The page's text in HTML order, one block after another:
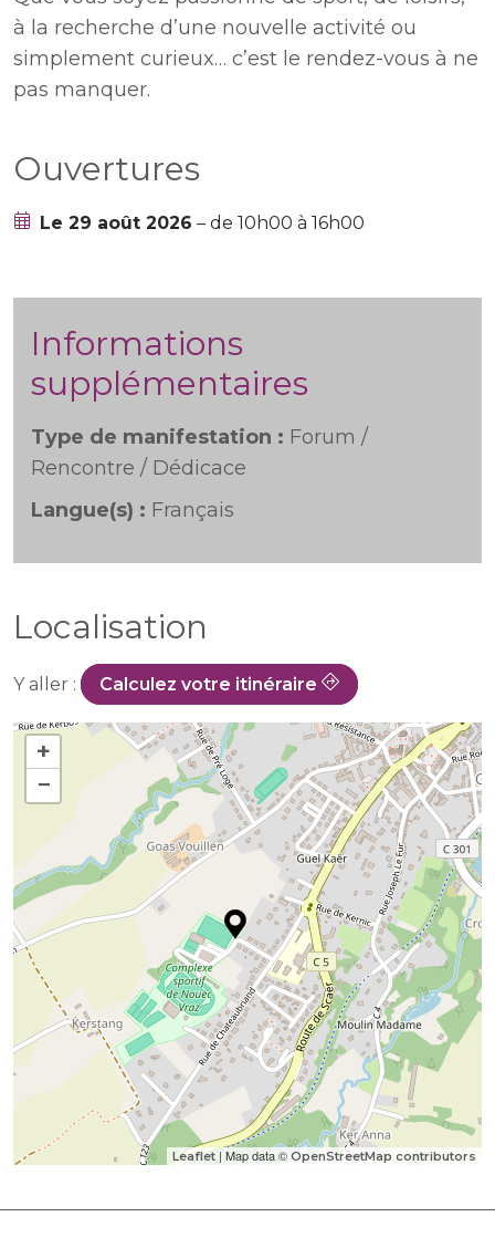
à la recherche d’une nouvelle activité ou
simplement curieux… c’est le rendez-vous à ne
pas manquer.
Ouvertures
Le 29 août 2026 – de 10h00 à 16h00
Informations
supplémentaires
Type de manifestation : Forum /
Rencontre / Dédicace
Langue(s) : Français
Localisation
Y aller : Calculez votre itinéraire
+
−
Leaflet| Map data © OpenStreetMap contributors